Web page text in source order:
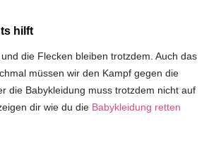
hilft
die Flecken bleiben trotzdem. Auch das
müssen wir den Kampf gegen die
die Babykleidung muss trotzdem nicht auf
dir wie du die Babykleidung retten